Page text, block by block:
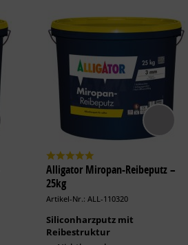
Alligator Miropan-Reibeputz –
25kg
Artikel-Nr.: ALL-110320
Siliconharzputz mit
Reibestruktur